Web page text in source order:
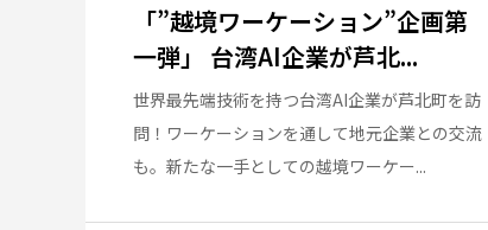
「”越境ワーケーション”企画第
一弾」 台湾AI企業が芦北...
世界最先端技術を持つ台湾AI企業が芦北町を訪
問！ワーケーションを通して地元企業との交流
も。新たな一手としての越境ワーケー...